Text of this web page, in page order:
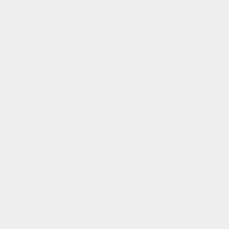
medir y mejorar el
y a evaluar
de tu visita a
pueden
web. Si no